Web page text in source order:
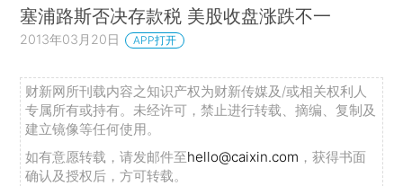
塞浦路斯否决存款税 美股收盘涨跌不一
2013年03月20日 APP打开
财新网所刊载内容之知识产权为财新传媒及/或相关权利人
专属所有或持有。未经许可，禁止进行转载、摘编、复制及
建立镜像等任何使用。
如有意愿转载，请发邮件至hello@caixin.com ，获得书面
确认及授权后，方可转载。